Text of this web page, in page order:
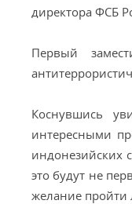
директора ФСБ
Первый
Коснувшись
интересными
индонезийских
это будут не
желание пройти